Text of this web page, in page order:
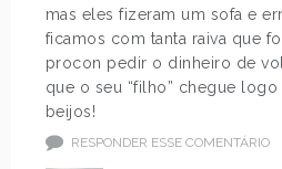
mas eles fizeram um sofa e
ficamos com tanta raiva que
procon pedir o dinheiro de
que o seu “filho” chegue logo
beijos!
RESPONDER ESSE COMENTÁRIO